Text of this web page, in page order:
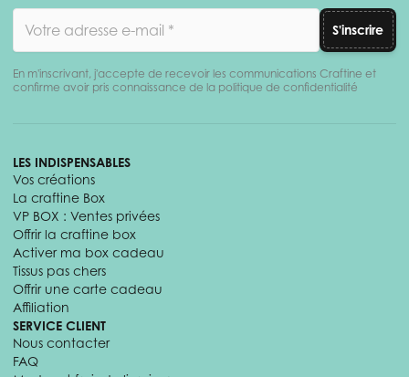
S'inscrire
En m'inscrivant, j'accepte de recevoir les communications Craftine et
confirme avoir pris connaissance de la politique de confidentialité
LES INDISPENSABLES
Vos créations
La craftine Box
VP BOX : Ventes privées
Offrir la craftine box
Activer ma box cadeau
Tissus pas chers
Offrir une carte cadeau
Affiliation
SERVICE CLIENT
Nous contacter
FAQ